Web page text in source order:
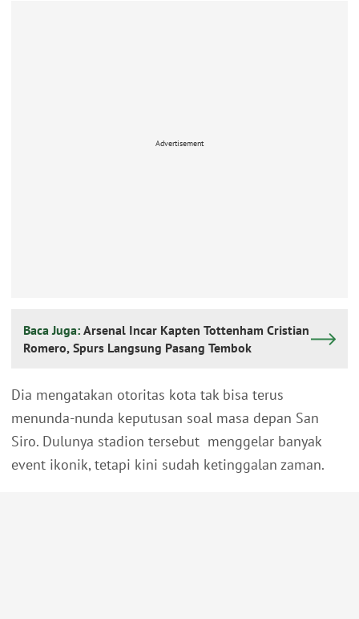
Advertisement
Baca Juga: Arsenal Incar Kapten Tottenham Cristian
Romero, Spurs Langsung Pasang Tembok
Dia mengatakan otoritas kota tak bisa terus
menunda-nunda keputusan soal masa depan San
Siro. Dulunya stadion tersebut menggelar banyak
event ikonik, tetapi kini sudah ketinggalan zaman.